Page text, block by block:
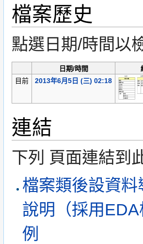
檔案歷史
點選日期/時間以
日期/時間
目前
2013年6月5日 (三) 02:18
連結
下列 頁面連結到
檔案類後設資
說明（採用
例